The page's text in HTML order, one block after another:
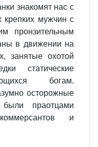
знакомят нас с
крепких мужчин с
пронзительным
в движении на
занятые охотой
статические
богам.
осторожные
праотцами
и